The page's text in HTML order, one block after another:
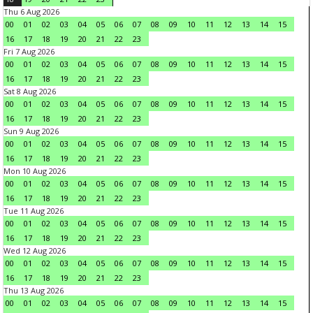
Thu 6 Aug 2026
00
01 02 03 04 05 06 07 08 09 10 11 12 13 14
15
16
17 18 19 20 21 22
23
Fri 7 Aug 2026
00
01 02 03 04 05 06 07 08 09 10 11 12 13 14
15
16
17 18 19 20 21 22
23
Sat 8 Aug 2026
00
01 02 03 04 05 06 07 08 09 10 11 12 13 14
15
16
17 18 19 20 21 22
23
Sun 9 Aug 2026
00
01 02 03 04 05 06 07 08 09 10 11 12 13 14
15
16
17 18 19 20 21 22
23
Mon 10 Aug 2026
00
01 02 03 04 05 06 07 08 09 10 11 12 13 14
15
16
17 18 19 20 21 22
23
Tue 11 Aug 2026
00
01 02 03 04 05 06 07 08 09 10 11 12 13 14
15
16
17 18 19 20 21 22
23
Wed 12 Aug 2026
00
01 02 03 04 05 06 07 08 09 10 11 12 13 14
15
16
17 18 19 20 21 22
23
Thu 13 Aug 2026
00
01 02 03 04 05 06 07 08 09 10 11 12 13 14
15